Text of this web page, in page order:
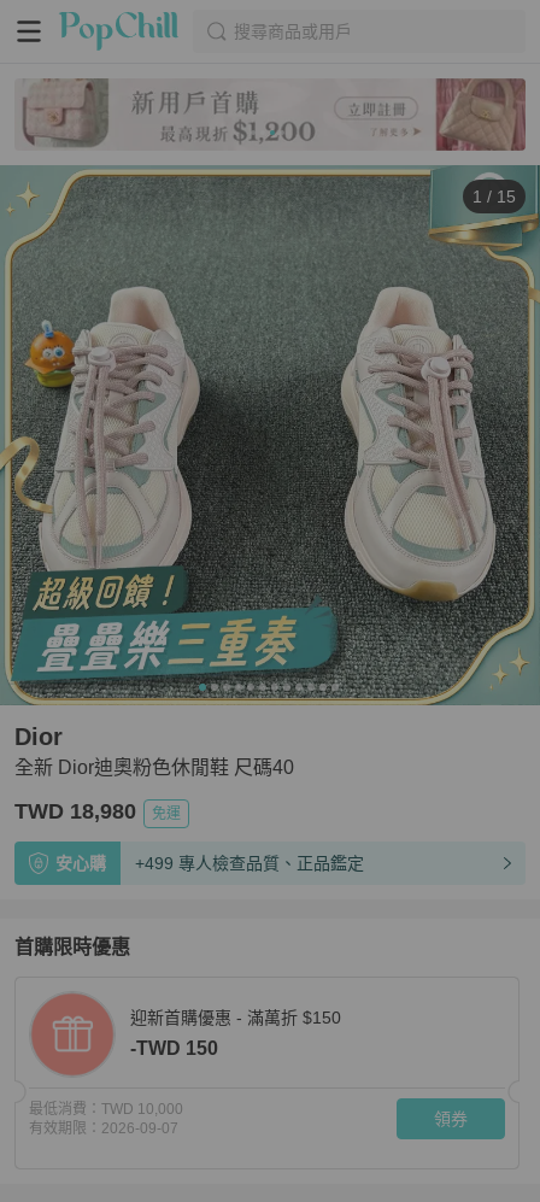
搜尋商品或用戶
1 / 15
全新 Dior迪奧粉色休閒鞋 尺碼40
Dior
TWD 18,980 免運
安心購 +499 專人檢查品質、正品鑑定
首購限時優惠
迎新首購優惠 - 滿萬折 $150
-TWD 150
最低消費： TWD 10,000
有效期限： 2026-09-07 領券